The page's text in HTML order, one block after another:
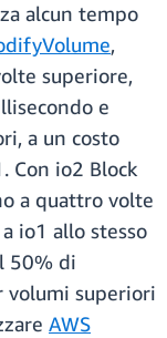
alcun tempo
,
superiore,
e
a un costo
Con io2 Block
a quattro volte
io1 allo stesso
50% di
volumi superiori
AWS